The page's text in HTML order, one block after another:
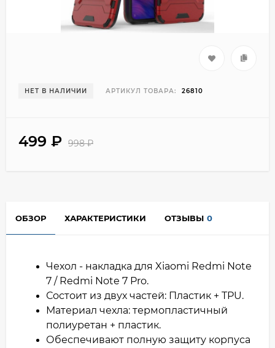
НЕТ В НАЛИЧИИ АРТИКУЛ ТОВАРА: 26810
499 ₽ 998₽
ОБЗОР ХАРАКТЕРИСТИКИ ОТЗЫВЫ 0
Чехол - накладка для Xiaomi Redmi Note
7 / Redmi Note 7 Pro.
Состоит из двух частей: Пластик + TPU.
Материал чехла: термопластичный
полиуретан + пластик.
Обеспечивают полную защиту корпуса